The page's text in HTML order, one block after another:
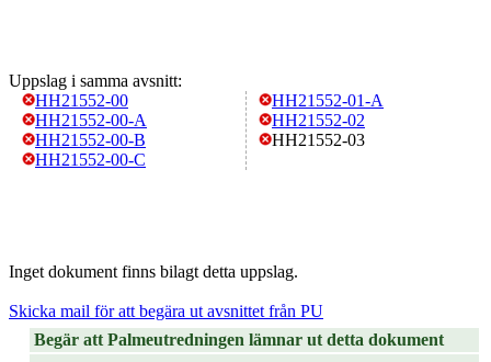
Uppslag i samma avsnitt:
HH21552-00
HH21552-00-A
HH21552-00-B
HH21552-00-C
HH21552-01-A
HH21552-02
HH21552-03
Inget dokument finns bilagt detta uppslag.
Skicka mail för att begära ut avsnittet från PU
Begär att Palmeutredningen lämnar ut detta dokument